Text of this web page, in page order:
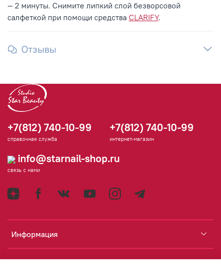
— 2 минуты. Снимите липкий слой безворсовой
салфеткой при помощи средства CLARIFY.
Отзывы
Информация
+7(812) 740-10-99
справочная служба
+7(812) 740-10-99
интернет-магазин
info@starnail-shop.ru
связь с нами